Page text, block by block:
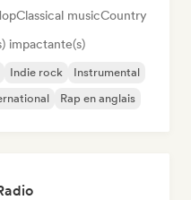
Classical musicCountry
impactante(s)
Indie rock
Instrumental
Rap en anglais